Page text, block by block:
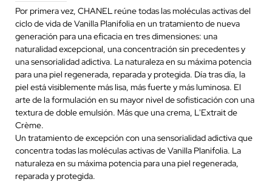
Por primera vez, CHANEL reúne todas las moléculas activas del
ciclo de vida de Vanilla Planifolia en un tratamiento de nueva
generación para una eficacia en tres dimensiones: una
naturalidad excepcional, una concentración sin precedentes y
una sensorialidad adictiva. La naturaleza en su máxima potencia
para una piel regenerada, reparada y protegida. Día tras día, la
piel está visiblemente más lisa, más fuerte y más luminosa. El
arte de la formulación en su mayor nivel de sofisticación con una
textura de doble emulsión. Más que una crema, L'Extrait de
Crème.
Un tratamiento de excepción con una sensorialidad adictiva que
concentra todas las moléculas activas de Vanilla Planifolia. La
naturaleza en su máxima potencia para una piel regenerada,
reparada y protegida.